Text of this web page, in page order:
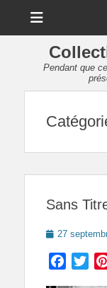
Pendant que
Sans
Posted
27